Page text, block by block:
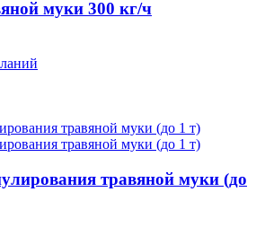
муки 300 кг/ч
травяной муки (до